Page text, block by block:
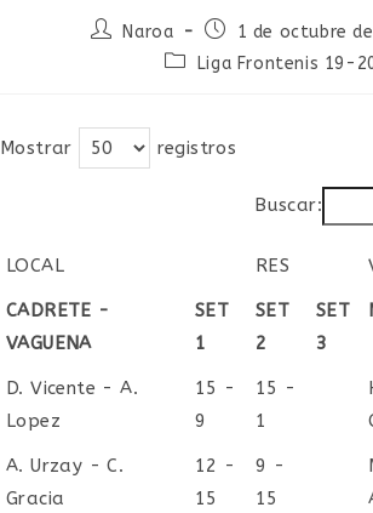
AutorNaroa
Publicación
de
la
1 de octubre
Categoría
Liga Frontenis 19-
Mostrar registros
Buscar:
LOCAL RES
LOCAL
RES
CADRETE -
VAGUENA
SET
1
SET
2
SET
3
D. Vicente - A.
Lopez
15 -
9
15 -
1
A. Urzay - C.
Gracia
12 -
15
9 -
15